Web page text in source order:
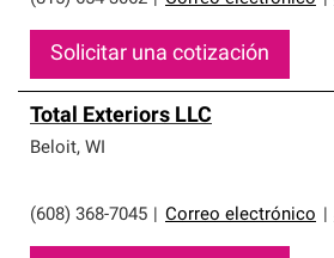
Solicitar una cotización
Total Exteriors LLC
Beloit, WI
(608) 368-7045 Correo electrónico